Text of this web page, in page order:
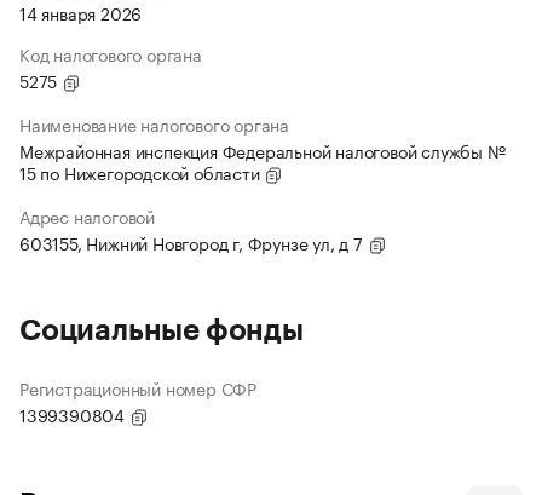
14 января 2026
Код налогового органа
5275
Наименование налогового органа
Межрайонная инспекция Федеральной налоговой службы №
15 по Нижегородской области
Адрес налоговой
603155, Нижний Новгород г, Фрунзе ул, д 7
Социальные фонды
Регистрационный номер СФР
1399390804